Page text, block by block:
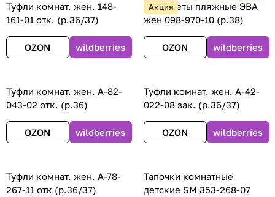
Туфли комнат. жен. 148-
161-01 отк. (р.36/37)
OZON wildberries
Акция
Пантолеты пляжные ЭВА
жен 098-970-10 (р.38)
OZON wildberries
Туфли комнат. жен. А-82-
043-02 отк. (р.36)
OZON wildberries
Туфли комнат. жен. А-42-
022-08 зак. (р.36/37)
OZON wildberries
Туфли комнат. жен. А-78-
267-11 отк (р.36/37)
Тапочки комнатные
детские SM 353-268-07